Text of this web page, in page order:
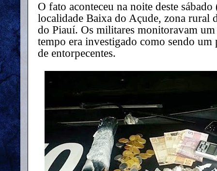
O fato aconteceu na noite deste
localidade Baixa do Açude, zona rural
do Piauí. Os militares monitoravam
tempo era investigado como sendo um
de entorpecentes.